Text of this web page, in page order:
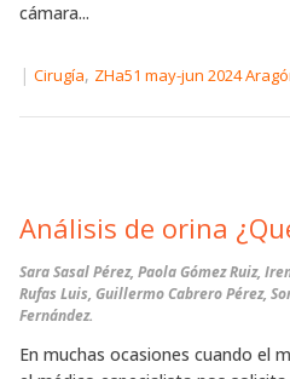
cámara...
| Cirugía, ZHa51 may-jun 2024
Análisis de orina
Sara Sasal Pérez, Paola Gómez Ruiz,
Rufas Luis, Guillermo Cabrero Pérez,
Fernández.
En muchas ocasiones cuando el